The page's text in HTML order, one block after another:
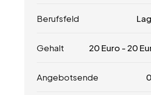
Berufsfeld
Gehalt 20 Euro - 20
Angebotsende